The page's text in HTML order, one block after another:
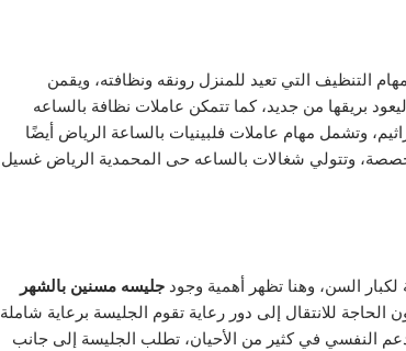
التنظيف التي تعيد للمنزل رونقه ونظافته، ويقمن
بريقها من جديد، كما تتمكن عاملات نظافة بالساعه
وتشمل مهام عاملات فلبينيات بالساعة الرياض أيضًا
وتتولي شغالات بالساعه حى المحمدية الرياض غسيل
السن، وهنا تظهر أهمية وجود جليسه مسنين بالشهر
للانتقال إلى دور رعاية تقوم الجليسة برعاية شاملة
النفسي في كثير من الأحيان، تطلب الجليسة إلى جانب